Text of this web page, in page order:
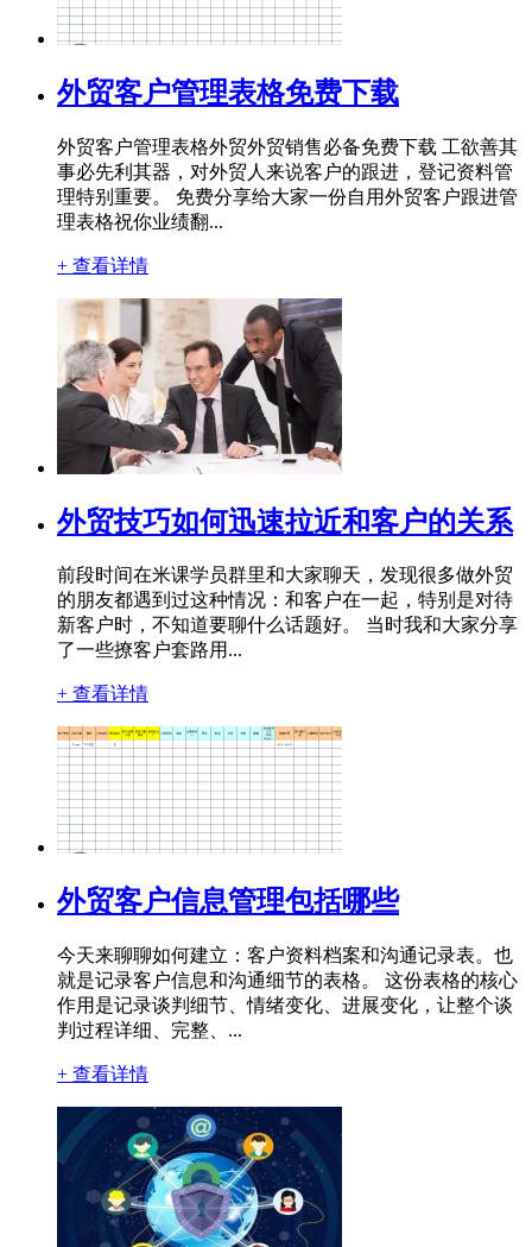
外贸客户管理表格免费下载
外贸客户管理表格外贸外贸销售必备免费下载 工欲善其
事必先利其器，对外贸人来说客户的跟进，登记资料管
理特别重要。 免费分享给大家一份自用外贸客户跟进管
理表格祝你业绩翻...
+ 查看详情
外贸技巧如何迅速拉近和客户的关系
前段时间在米课学员群里和大家聊天，发现很多做外贸
的朋友都遇到过这种情况：和客户在一起，特别是对待
新客户时，不知道要聊什么话题好。 当时我和大家分享
了一些撩客户套路用...
+ 查看详情
外贸客户信息管理包括哪些
今天来聊聊如何建立：客户资料档案和沟通记录表。也
就是记录客户信息和沟通细节的表格。 这份表格的核心
作用是记录谈判细节、情绪变化、进展变化，让整个谈
判过程详细、完整、...
+ 查看详情